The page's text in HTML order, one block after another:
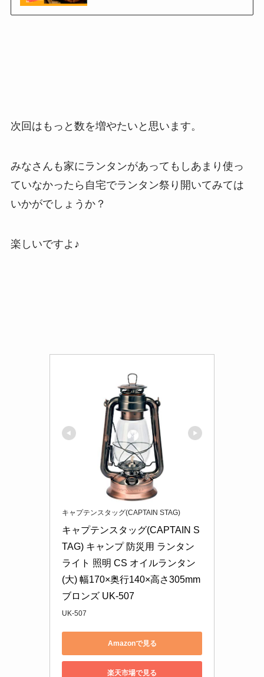
次回はもっと数を増やたいと思います。
みなさんも家にランタンがあってもしあまり使っ
ていなかったら自宅でランタン祭り開いてみては
いかがでしょうか？
楽しいですよ♪
キャプテンスタッグ(CAPTAIN STAG)
キャプテンスタッグ(CAPTAIN S
TAG) キャンプ 防災用 ランタン
ライト 照明 CS オイルランタン
(大) 幅170×奥行140×高さ305mm
ブロンズ UK-507
UK-507
Amazonで見る
楽天市場で見る